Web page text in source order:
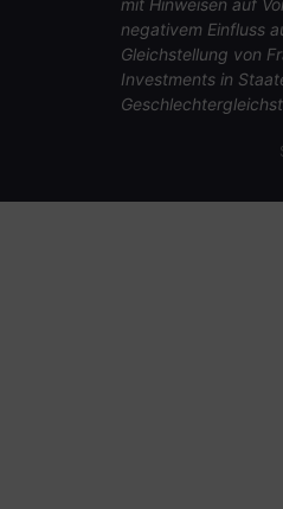
mit Hinweisen auf
negativem Einfluss
Gleichstellung von
Investments in